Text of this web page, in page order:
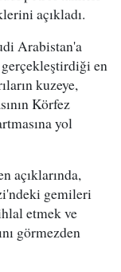
açıkladı.
Arabistan'a
en
kuzeye,
Körfez
yol
açıklarında,
gemileri
etmek ve
görmezden